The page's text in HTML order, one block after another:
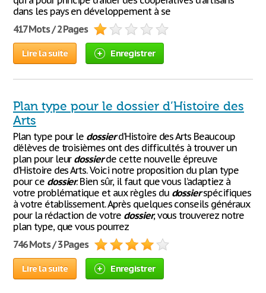
dans les pays en développement à se
417 Mots / 2 Pages
Lire la suite Enregistrer
Plan type pour le dossier d’Histoire des
Arts
Plan type pour le dossierd’Histoire des Arts Beaucoup
d’élèves de troisièmes ont des difficultés à trouver un
plan pour leur dossierde cette nouvelle épreuve
d’Histoire des Arts. Voici notre proposition du plan type
pour ce dossier. Bien sûr, il faut que vous l’adaptiez à
votre problématique et aux règles du dossierspécifiques
à votre établissement. Après quelques conseils généraux
pour la rédaction de votre dossier, vous trouverez notre
plan type, que vous pourrez
746 Mots / 3 Pages
Lire la suite Enregistrer